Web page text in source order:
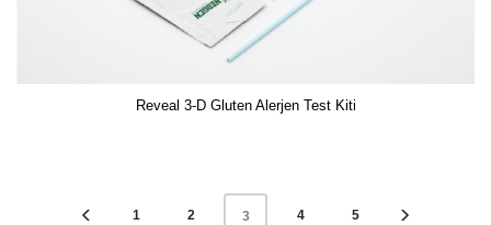
Reveal 3-D Gluten Alerjen Test Kiti
1 2 3 4 5